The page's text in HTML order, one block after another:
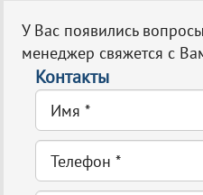
У Вас появились
менеджер свяжется с
Контакты